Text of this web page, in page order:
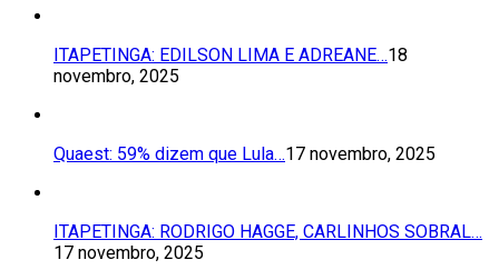
ITAPETINGA: EDILSON LIMA E ADREANE…18
novembro, 2025
Quaest: 59% dizem que Lula…17 novembro, 2025
ITAPETINGA: RODRIGO HAGGE, CARLINHOS SOBRAL…
17 novembro, 2025